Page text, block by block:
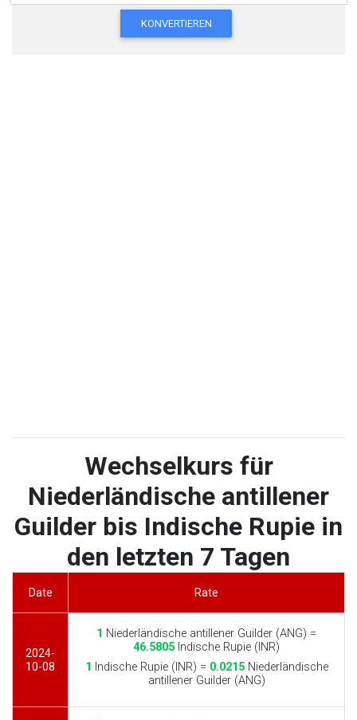
KONVERTIEREN
Wechselkurs für
Niederländische antillener
Guilder bis Indische Rupie in
den letzten 7 Tagen
Date Rate
2024-
10-08
1 Niederländische antillener Guilder (ANG) =
46.5805 Indische Rupie (INR)
1 Indische Rupie (INR) = 0.0215Niederländische
antillener Guilder (ANG)